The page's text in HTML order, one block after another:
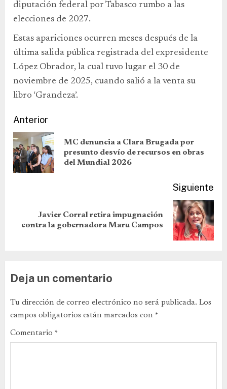
diputación federal por Tabasco rumbo a las
elecciones de 2027.
Estas apariciones ocurren meses después de la
última salida pública registrada del expresidente
López Obrador, la cual tuvo lugar el 30 de
noviembre de 2025, cuando salió a la venta su
libro ‘Grandeza’.
Anterior
MC denuncia a Clara Brugada por
presunto desvío de recursos en obras
del Mundial 2026
Siguiente
Javier Corral retira impugnación
contra la gobernadora Maru Campos
Deja un comentario
Tu dirección de correo electrónico no será publicada. Los
campos obligatorios están marcados con *
Comentario *